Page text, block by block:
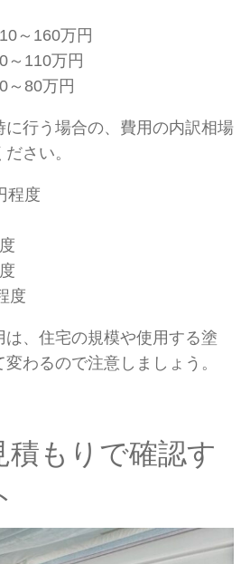
～160万円
～110万円
～80万円
行う場合の、費用の内訳相場
さい。
程度
度
、住宅の規模や使用する塗
わるので注意しましょう。
積もりで確認す